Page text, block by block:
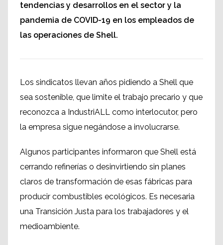
tendencias y desarrollos en el sector y la
pandemia de COVID-19 en los empleados de
las operaciones de Shell.
Los sindicatos llevan años pidiendo a Shell que
sea sostenible, que limite el trabajo precario y que
reconozca a IndustriALL como interlocutor, pero
la empresa sigue negándose a involucrarse.
Algunos participantes informaron que Shell está
cerrando refinerías o desinvirtiendo sin planes
claros de transformación de esas fábricas para
producir combustibles ecológicos. Es necesaria
una Transición Justa para los trabajadores y el
medioambiente.